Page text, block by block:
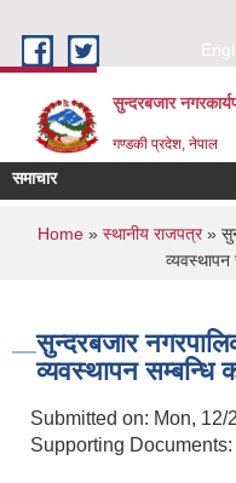
सुन्दरबजार
गण्डकी प्रदेश, नेपाल
समाचार
You are here
Home» स्थानीय राजपत्र»
व्यवस्थापन
सुन्दरबजार
व्यवस्थापन सम्बन्धि
Submitted on: Mon, 12/
Supporting Documents: